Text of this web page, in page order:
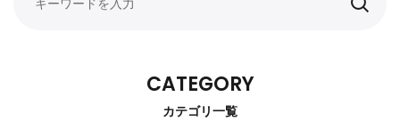
CATEGORY
カテゴリ一覧